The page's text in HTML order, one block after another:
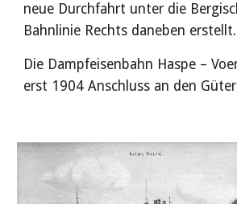
neue Durchfahrt unter die
Bahnlinie Rechts daneben erstellt.
Die Dampfeisenbahn Haspe –
erst 1904 Anschluss an den